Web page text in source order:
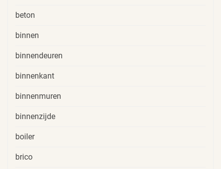
beton
binnen
binnendeuren
binnenkant
binnenmuren
binnenzijde
boiler
brico